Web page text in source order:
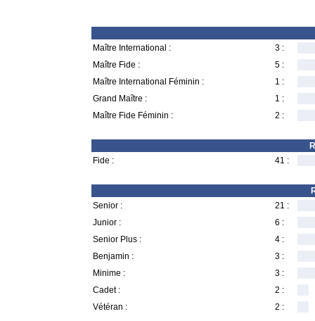
Maître International :
3 :
Maître Fide :
5 :
Maître International Féminin :
1 :
Grand Maître :
1 :
Maître Fide Féminin :
2 :
Fide :
41 :
Senior :
21 :
Junior :
6 :
Senior Plus :
4 :
Benjamin :
3 :
Minime :
3 :
Cadet :
2 :
Vétéran :
2 :